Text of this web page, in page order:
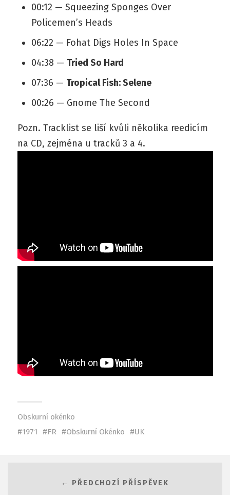
00:12 — Squeezing Sponges Over
Policemen’s Heads
06:22 — Fohat Digs Holes In Space
04:38 — Tried So Hard
07:36 — Tropical Fish: Selene
00:26 — Gnome The Second
Pozn. Tracklist se liší kvůli několika reedicím
na CD, zejména u tracků 3 a 4.
Obskurní okénko
1971
FR Obskurní Okénko UK
← PŘEDCHOZÍ PŘÍSPĚVEK